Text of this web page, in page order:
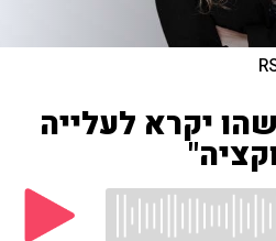
יקרא לעלייה